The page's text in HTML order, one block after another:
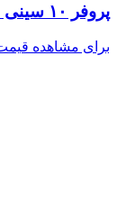
پروفر ۱۰ سینی اونکس مدل Unox Bakerlux prover
برای مشاهده